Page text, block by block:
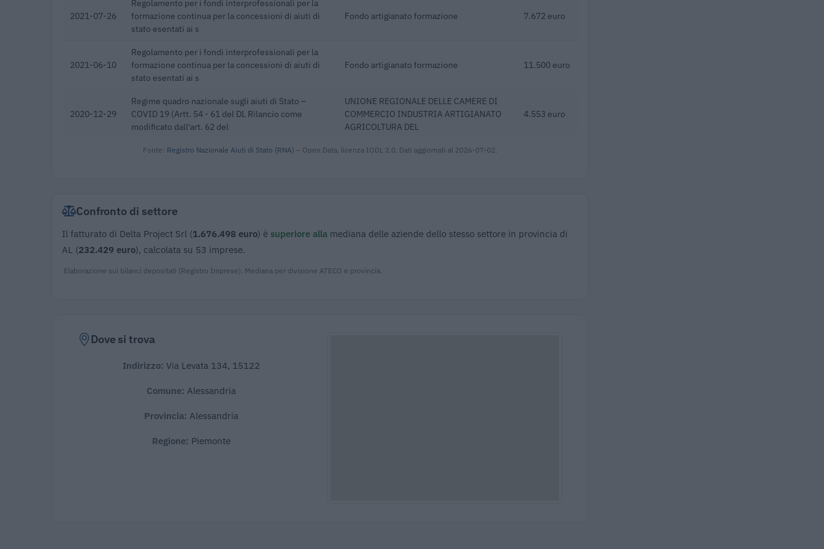
2021-07-26
Regolamento per i fondi interprofessionali per la
formazione continua per la concessioni di aiuti di
stato esentati ai s
Fondo artigianato formazione 7.672 euro
2021-06-10
Regolamento per i fondi interprofessionali per la
formazione continua per la concessioni di aiuti di
stato esentati ai s
Fondo artigianato formazione 11.500 euro
2020-12-29
Regime quadro nazionale sugli aiuti di Stato –
COVID 19 (Artt. 54 - 61 del DL Rilancio come
modificato dall'art. 62 del
UNIONE REGIONALE DELLE CAMERE DI
COMMERCIO INDUSTRIA ARTIGIANATO
AGRICOLTURA DEL
4.553 euro
Fonte: Registro Nazionale Aiuti di Stato (RNA) – Open Data, licenza IODL 2.0. Dati aggiornati al 2026-07-02.
Confronto di settore
Il fatturato di Delta Project Srl (1.676.498 euro) è superiore alla mediana delle aziende dello stesso settore in provincia di
AL (232.429 euro), calcolata su 53 imprese.
Elaborazione sui bilanci depositati (Registro Imprese). Mediana per divisione ATECO e provincia.
Dove si trova
Indirizzo: Via Levata 134, 15122
Comune:Alessandria
Provincia:Alessandria
Regione: Piemonte